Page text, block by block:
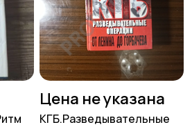
Цена не указана
КГБ.Разведывательные